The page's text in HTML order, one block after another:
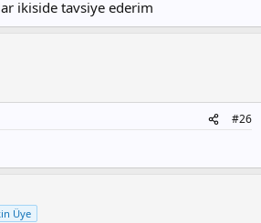
ikiside tavsiye ederim
#26
Üye